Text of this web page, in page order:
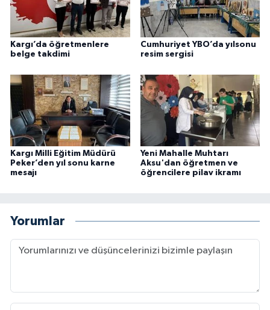
Kargı’da öğretmenlere
belge takdimi
Cumhuriyet YBO’da yılsonu
resim sergisi
Kargı Milli Eğitim Müdürü
Peker’den yıl sonu karne
mesajı
Yeni Mahalle Muhtarı
Aksu'dan öğretmen ve
öğrencilere pilav ikramı
Yorumlar